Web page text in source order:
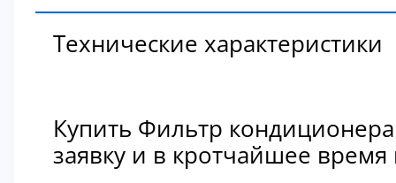
Технические характеристики
Купить Фильтр
заявку и в кротчайшее